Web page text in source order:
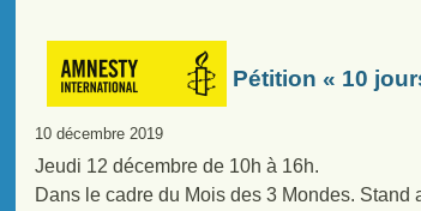
Pétition « 10
10 décembre 2019
Jeudi 12 décembre de 10h à 16h.
Dans le cadre du Mois des 3 Mondes.